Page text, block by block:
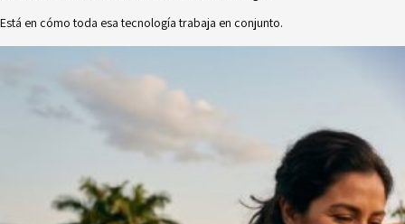
Está en cómo toda esa tecnología trabaja en conjunto.